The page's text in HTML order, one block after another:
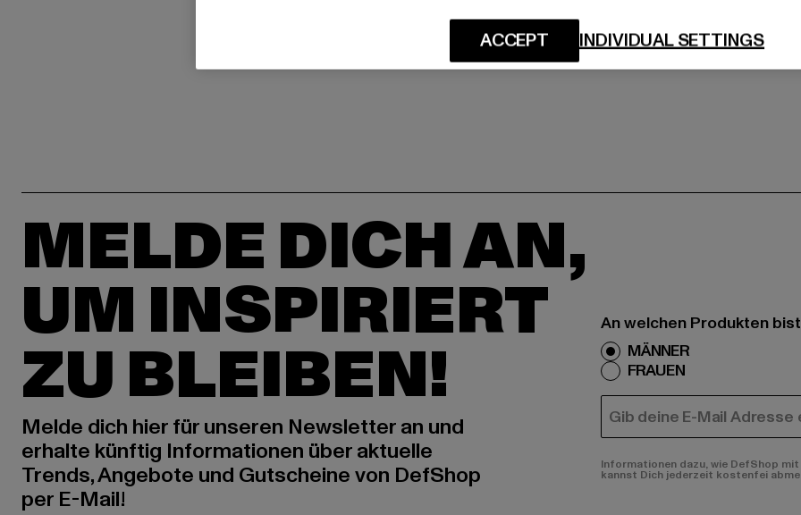
LIEFERUNG &
MELDE DICH AN,
UM INSPIRIERT
ZU BLEIBEN!
Melde dich hier für unseren Newsletter an und
erhalte künftig Informationen über aktuelle
Trends, Angebote und Gutscheine von DefShop
per E-Mail!
An welchen Produkten
MÄNNER
FRAUEN
E-MAIL
Informationen dazu, wie DefShop
kannst Dich jederzeit kostenfei
INDIVIDUAL SETTINGS
ACCEPT